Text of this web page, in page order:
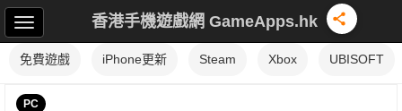
香港手機遊戲網 GameApps.hk
免費遊戲 iPhone更新 Steam Xbox UBISOFT
PC